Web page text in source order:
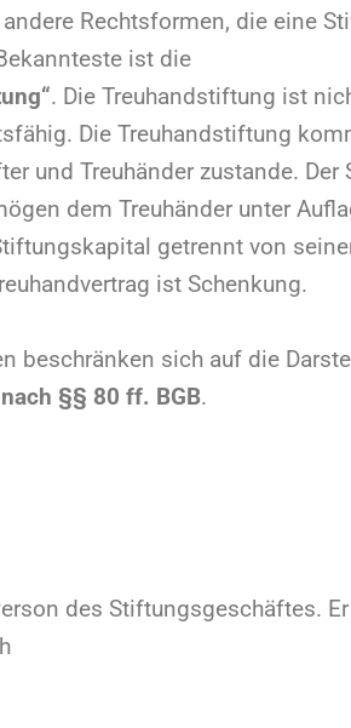
Rechtsformen, die eine
ist die
. Die Treuhandstiftung ist
Die Treuhandstiftung
und Treuhänder zustande. Der
dem Treuhänder unter
getrennt von
ist Schenkung.
beschränken sich auf die
§§ 80 ff. BGB.
des Stiftungsgeschäftes.